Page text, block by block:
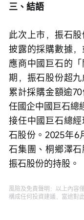
三、結語
此次上市，振石
披露的採購數據
應商中國巨石的
期，振石股份超九
累計採購金額逾
任國企中國巨石總
接任中國巨石總
石股份。2025年6
石集團、桐鄉澤
振石股份的持股。
風險及免責聲明：以上內容
構成任何投資建議，富途對